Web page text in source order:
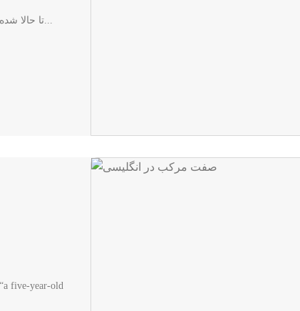
تا حالا شده به جای اینکه بگید “این محصول ارزان‌تر از مدل قبلی است” یا...